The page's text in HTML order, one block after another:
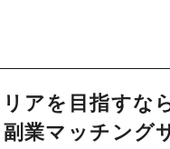
アを目指すな
業マッチング